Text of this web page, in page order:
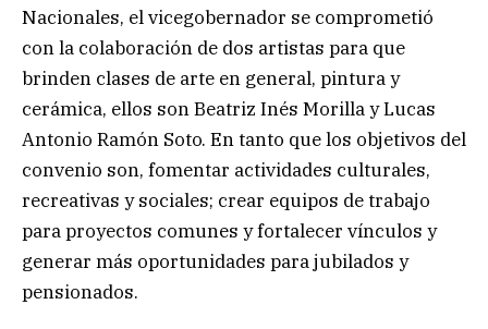
Nacionales, el vicegobernador se comprometió
con la colaboración de dos artistas para que
brinden clases de arte en general, pintura y
cerámica, ellos son Beatriz Inés Morilla y Lucas
Antonio Ramón Soto. En tanto que los objetivos del
convenio son, fomentar actividades culturales,
recreativas y sociales; crear equipos de trabajo
para proyectos comunes y fortalecer vínculos y
generar más oportunidades para jubilados y
pensionados.